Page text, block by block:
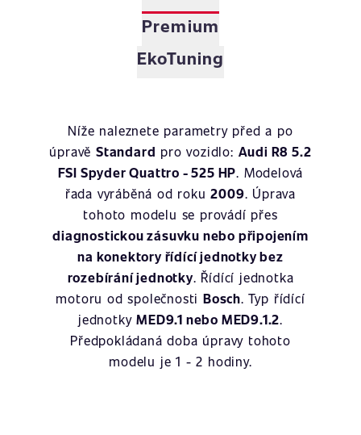
Premium
EkoTuning
Níže naleznete parametry před a po
úpravěStandard pro vozidlo: Audi R8 5.2
FSI Spyder Quattro - 525 HP. Modelová
řada vyráběná od roku2009. Úprava
tohoto modelu se provádí přes
diagnostickou zásuvku nebo připojením
na konektory řídící jednotky bez
rozebírání jednotky. Řídící jednotka
motoru od společnosti Bosch. Typ řídící
jednotkyMED9.1 nebo MED9.1.2.
Předpokládaná doba úpravy tohoto
modelu je 1 - 2 hodiny.